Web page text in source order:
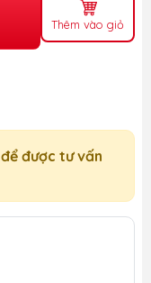
Thêm vào giỏ
để được tư vấn